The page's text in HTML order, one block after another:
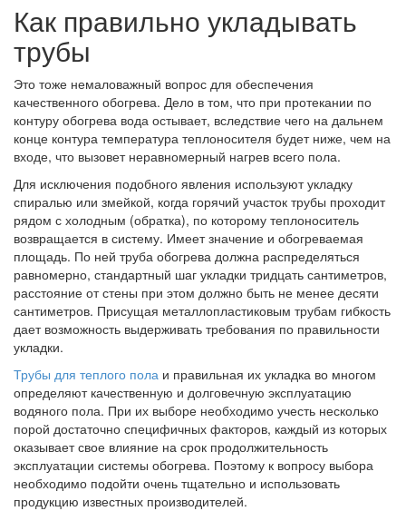
Как правильно укладывать
трубы
Это тоже немаловажный вопрос для обеспечения
качественного обогрева. Дело в том, что при протекании по
контуру обогрева вода остывает, вследствие чего на дальнем
конце контура температура теплоносителя будет ниже, чем на
входе, что вызовет неравномерный нагрев всего пола.
Для исключения подобного явления используют укладку
спиралью или змейкой, когда горячий участок трубы проходит
рядом с холодным (обратка), по которому теплоноситель
возвращается в систему. Имеет значение и обогреваемая
площадь. По ней труба обогрева должна распределяться
равномерно, стандартный шаг укладки тридцать сантиметров,
расстояние от стены при этом должно быть не менее десяти
сантиметров. Присущая металлопластиковым трубам гибкость
дает возможность выдерживать требования по правильности
укладки.
Трубы для теплого пола и правильная их укладка во многом
определяют качественную и долговечную эксплуатацию
водяного пола. При их выборе необходимо учесть несколько
порой достаточно специфичных факторов, каждый из которых
оказывает свое влияние на срок продолжительность
эксплуатации системы обогрева. Поэтому к вопросу выбора
необходимо подойти очень тщательно и использовать
продукцию известных производителей.